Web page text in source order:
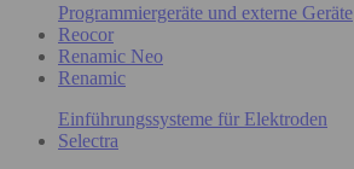
Programmiergeräte und externe Geräte
Reocor
Renamic Neo
Renamic
Einführungssysteme für Elektroden
Selectra